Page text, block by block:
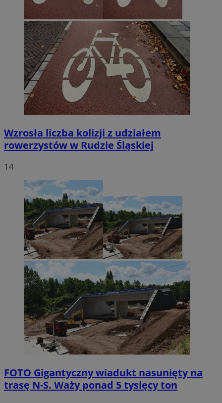
Wzrosła liczba kolizji z udziałem
rowerzystów w Rudzie Śląskiej
14
FOTO Gigantyczny wiadukt nasunięty na
trasę N-S. Waży ponad 5 tysięcy ton